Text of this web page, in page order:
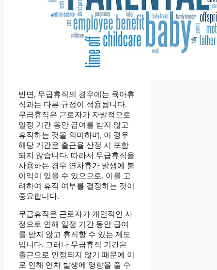
반면, 무급휴직의 경우에는 육아휴
직과는 다른 규정이 적용됩니다.
무급휴직은 근로자가 자발적으로
일정 기간 동안 급여를 받지 않고
휴직하는 것을 의미하며, 이 경우
해당 기간은 출근율 산정 시 포함
되지 않습니다. 따라서 무급휴직을
사용하는 경우 연차휴가 발생에 불
이익이 있을 수 있으므로, 이를 고
려하여 휴직 여부를 결정하는 것이
중요합니다.
무급휴직은 근로자가 개인적인 사
정으로 인해 일정 기간 동안 급여
를 받지 않고 휴직할 수 있는 제도
입니다. 그러나 무급휴직 기간은
출근으로 인정되지 않기 때문에 이
로 인해 연차 발생에 영향을 줄 수